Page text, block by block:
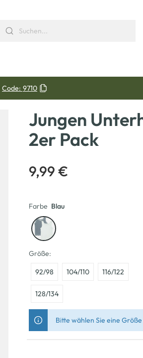
Code: 9710
Jungen
2er Pack
9,99 €
Farbe Blau
Größe:
92/98 104/110 116/122
128/134
Bitte wählen Sie eine Größe